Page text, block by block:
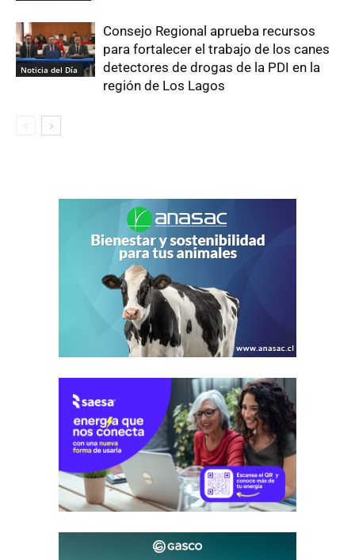
Noticia del Día
Consejo Regional aprueba recursos
para fortalecer el trabajo de los canes
detectores de drogas de la PDI en la
región de Los Lagos